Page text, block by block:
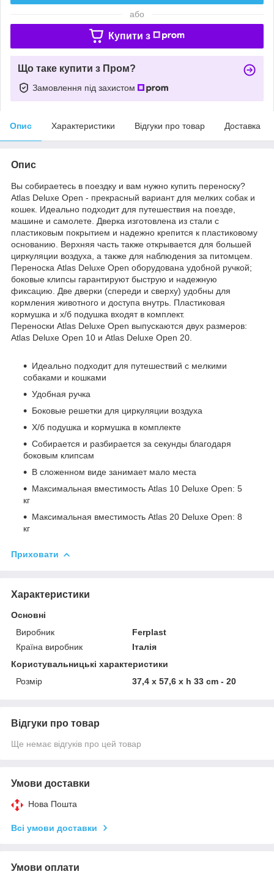
або
Купити з
Що таке купити з Пром?
Замовлення під захистом
Опис Характеристики Відгуки про товар Доставка
Опис
Вы собираетесь в поездку и вам нужно купить переноску?
Atlas Deluxe Open - прекрасный вариант для мелких собак и
кошек. Идеально подходит для путешествия на поезде,
машине и самолете. Дверка изготовлена из стали с
пластиковым покрытием и надежно крепится к пластиковому
основанию. Верхняя часть также открывается для большей
циркуляции воздуха, а также для наблюдения за питомцем.
Переноска Atlas Deluxe Open оборудована удобной ручкой;
боковые клипсы гарантируют быструю и надежную
фиксацию. Две дверки (спереди и сверху) удобны для
кормления животного и доступа внутрь. Пластиковая
кормушка и х/б подушка входят в комплект.
Переноски Atlas Deluxe Open выпускаются двух размеров:
Atlas Deluxe Open 10 и Atlas Deluxe Open 20.
Идеально подходит для путешествий с мелкими
собаками и кошками
Удобная ручка
Боковые решетки для циркуляции воздуха
Х/б подушка и кормушка в комплекте
Собирается и разбирается за секунды благодаря
боковым клипсам
В сложенном виде занимает мало места
Максимальная вместимость Atlas 10 Deluxe Open: 5
кг
Максимальная вместимость Atlas 20 Deluxe Open: 8
кг
Приховати
Характеристики
Основні
Виробник
Ferplast
Країна виробник
Італія
Користувальницькі характеристики
Розмір
37,4 x 57,6 x h 33 cm - 20
Відгуки про товар
Ще немає відгуків про цей товар
Умови доставки
Нова Пошта
Всі умови доставки
Умови оплати